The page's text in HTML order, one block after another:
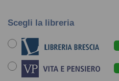
Scegli la libreria